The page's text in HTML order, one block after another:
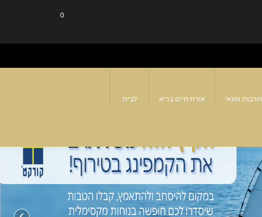
0
תרבות ופנאי אורח חיים בריא לבית